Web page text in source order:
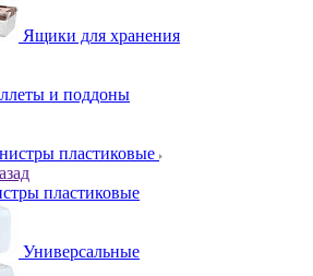
Ящики для хранения
и поддоны
пластиковые
пластиковые
Универсальные